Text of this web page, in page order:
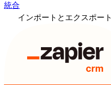
統合
インポートとエクスポート